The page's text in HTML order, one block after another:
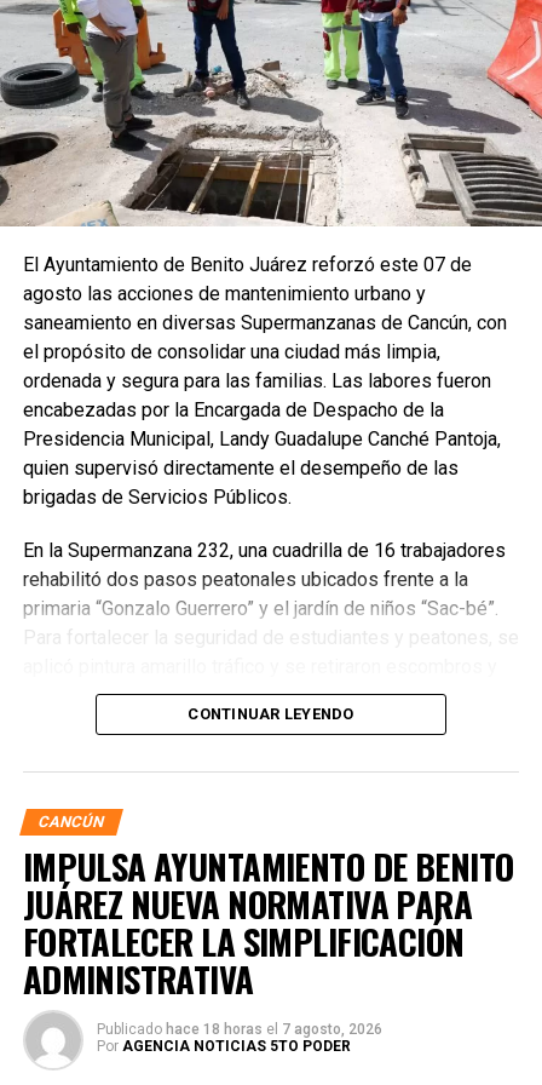
El Ayuntamiento de Benito Juárez reforzó este 07 de
agosto las acciones de mantenimiento urbano y
saneamiento en diversas Supermanzanas de Cancún, con
el propósito de consolidar una ciudad más limpia,
ordenada y segura para las familias. Las labores fueron
encabezadas por la Encargada de Despacho de la
Presidencia Municipal, Landy Guadalupe Canché Pantoja,
quien supervisó directamente el desempeño de las
brigadas de Servicios Públicos.
En la Supermanzana 232, una cuadrilla de 16 trabajadores
rehabilitó dos pasos peatonales ubicados frente a la
primaria “Gonzalo Guerrero” y el jardín de niños “Sac-bé”.
Para fortalecer la seguridad de estudiantes y peatones, se
residuos vegetales acumulados en la zona. Estas
acciones buscan garantizar entornos escolares más
CONTINUAR LEYENDO
CANCÚN
IMPULSA AYUNTAMIENTO DE BENITO
JUÁREZ NUEVA NORMATIVA PARA
FORTALECER LA SIMPLIFICACIÓN
ADMINISTRATIVA
Publicado hace 18 horas el 7 agosto, 2026
Por AGENCIA NOTICIAS 5TO PODER